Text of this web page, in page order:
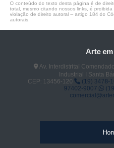
O conteúdo do texto desta página é de
total, mesmo citando nossos links, é
violação de direito autoral – artigo 184 do
autorais
Arte
Av. Interdistrital
Industrial I Santa
CEP: 13456-120
(19) 3478-
97402-9007